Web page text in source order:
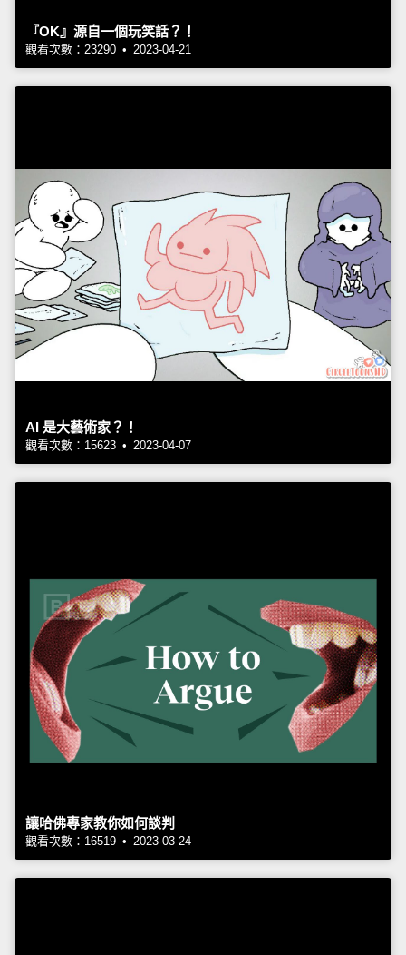
『OK』源自一個玩笑話？！
觀看次數：23290 • 2023-04-21
AI 是大藝術家？！
觀看次數：15623 • 2023-04-07
讓哈佛專家教你如何談判
觀看次數：16519 • 2023-03-24